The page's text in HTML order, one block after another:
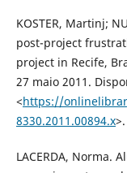
KOSTER, Martinj;
post-project
project in Recife,
27 maio 2011.
<https://
8330.2011.00894.x
LACERDA, Norma.